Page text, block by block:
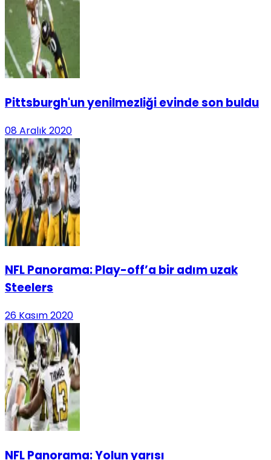
Pittsburgh'un yenilmezliği evinde son buldu
08 Aralık 2020
NFL Panorama: Play-off’a bir adım uzak
Steelers
26 Kasım 2020
NFL Panorama: Yolun yarısı